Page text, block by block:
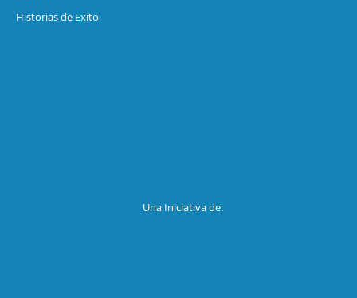
Historias de Exíto
Una Iniciativa de: